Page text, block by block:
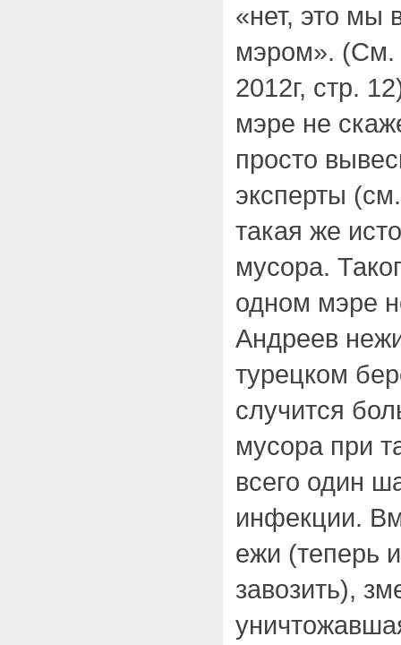
«нет, это мы
мэром».
2012г, стр.
мэре не
просто
эксперты
такая же
мусора.
одном мэре
Андреев
турецком
случится
мусора при
всего один
инфекции.
ежи (теперь
завозить),